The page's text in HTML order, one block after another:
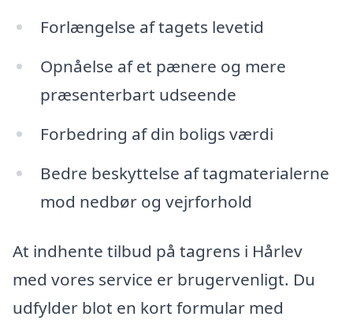
Forlængelse af tagets levetid
Opnåelse af et pænere og mere
præsenterbart udseende
Forbedring af din boligs værdi
Bedre beskyttelse af tagmaterialerne
mod nedbør og vejrforhold
At indhente tilbud på tagrens i Hårlev
med vores service er brugervenligt. Du
udfylder blot en kort formular med